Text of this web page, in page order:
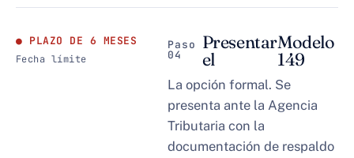
PLAZO DE 6 MESES
Fecha límite
Paso
04
Presentar
el
Modelo
149
La opción formal. Se
presenta ante la Agencia
Tributaria con la
documentación de respaldo